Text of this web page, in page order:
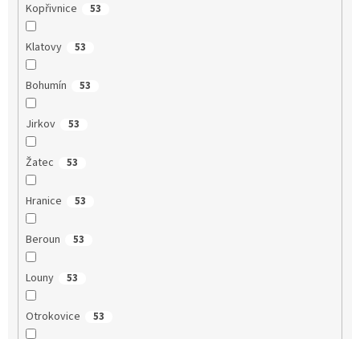
Kopřivnice 53
Klatovy 53
Bohumín 53
Jirkov 53
Žatec 53
Hranice 53
Beroun 53
Louny 53
Otrokovice 53